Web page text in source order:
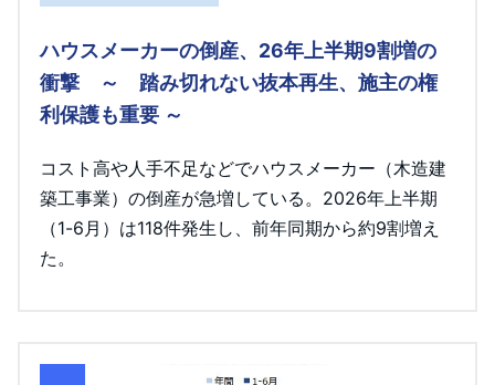
ハウスメーカーの倒産、26年上半期9割増の
衝撃 ～ 踏み切れない抜本再生、施主の権
利保護も重要 ～
コスト高や人手不足などでハウスメーカー（木造建
築工事業）の倒産が急増している。2026年上半期
（1-6月）は118件発生し、前年同期から約9割増え
た。